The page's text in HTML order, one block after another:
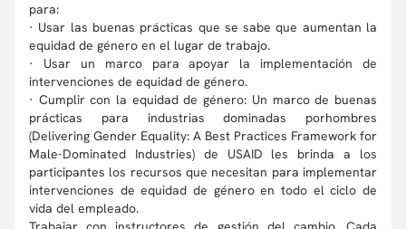
para:
· Usar las buenas prácticas que se sabe que aumentan la
equidad de género en el lugar de trabajo.
· Usar un marco para apoyar la implementación de
intervenciones de equidad de género.
· Cumplir con la equidad de género: Un marco de buenas
prácticas para industrias dominadas porhombres
(Delivering Gender Equality: A Best Practices Framework for
Male-Dominated Industries) de USAID les brinda a los
participantes los recursos que necesitan para implementar
intervenciones de equidad de género en todo el ciclo de
vida del empleado.